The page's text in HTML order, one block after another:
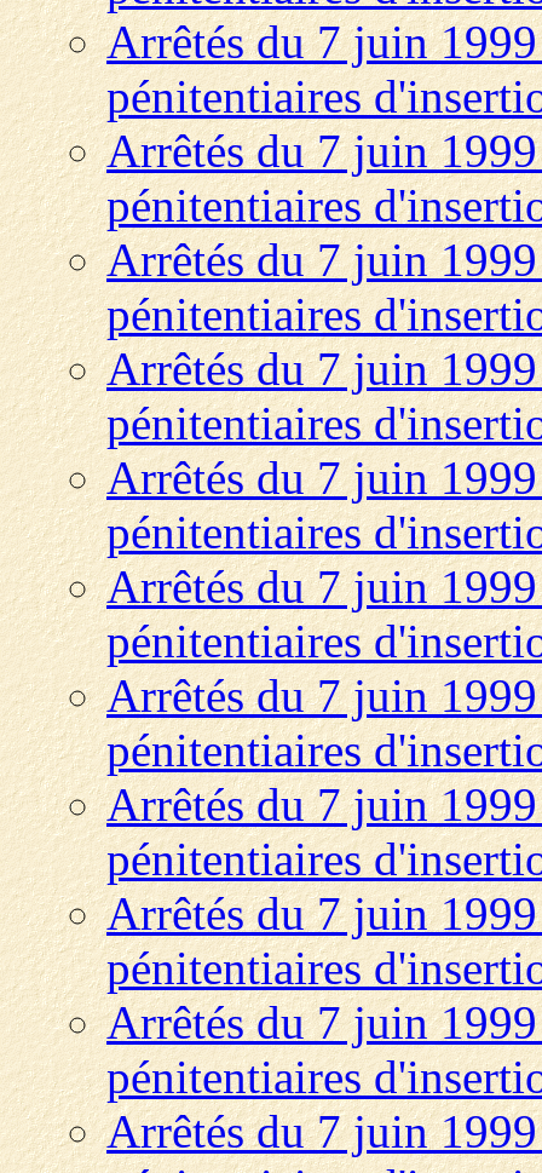
Arrêtés du 7 juin
pénitentiaires
Arrêtés du 7 juin
pénitentiaires
Arrêtés du 7 juin
pénitentiaires
Arrêtés du 7 juin
pénitentiaires
Arrêtés du 7 juin
pénitentiaires
Arrêtés du 7 juin
pénitentiaires
Arrêtés du 7 juin
pénitentiaires
Arrêtés du 7 juin
pénitentiaires
Arrêtés du 7 juin
pénitentiaires
Arrêtés du 7 juin
pénitentiaires
Arrêtés du 7 juin